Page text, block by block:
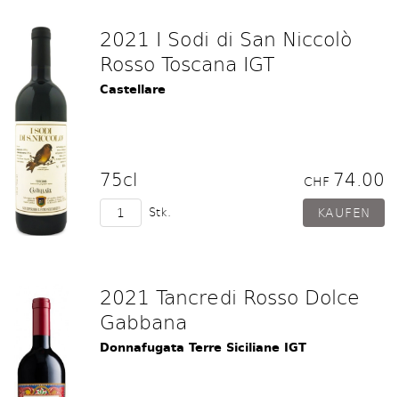
2021 I Sodi di San Niccolò
Rosso Toscana IGT
Castellare
75cl CHF 74.00
Stk.
2021 Tancredi Rosso Dolce
Gabbana
Donnafugata Terre Siciliane IGT